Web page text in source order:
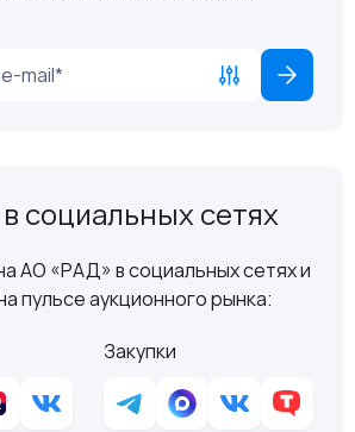
социальных сетях
АО «РАД» в социальных сетях и
пульсе аукционного рынка:
Закупки